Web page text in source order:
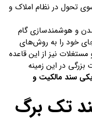
تحول در نظام املاک و
و هوشمندسازی گام
خود را به روش‌های
نیز از این قاعده
در این زمینه
سند مالکیت و
تک برگ